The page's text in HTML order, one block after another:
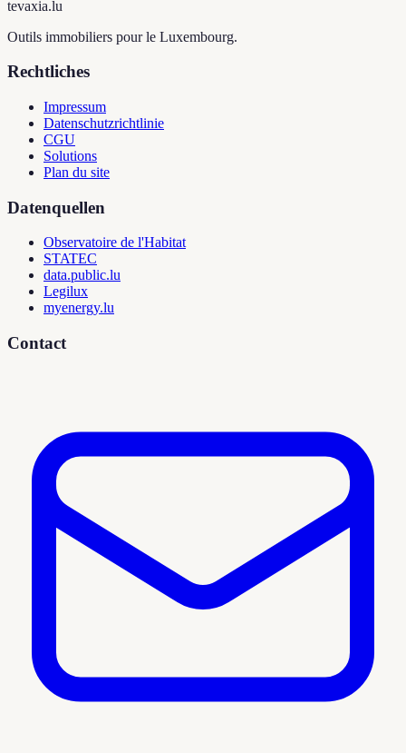
tevaxia.lu
Outils immobiliers pour le Luxembourg.
Rechtliches
Impressum
Datenschutzrichtlinie
CGU
Solutions
Plan du site
Datenquellen
Observatoire de l'Habitat
STATEC
data.public.lu
Legilux
myenergy.lu
Contact